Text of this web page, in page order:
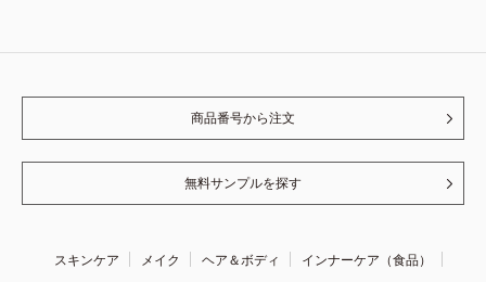
商品番号から注文
無料サンプルを探す
スキンケア メイク ヘア＆ボディ
インナーケア（食品）